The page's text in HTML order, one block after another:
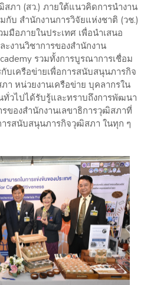
ภา (สว.) ภายใต้แนวคิดการนำงาน
กับ สำนักงานการวิจัยแห่งชาติ (วช.)
มือภายในประเทศ เพื่อนำเสนอ
งานวิชาการของสำนักงาน
รวมทั้งการบูรณาการเชื่อม
บเครือข่ายเพื่อการสนับสนุนภารกิจ
หน่วยงานเครือข่าย บุคลากรใน
วไปได้รับรู้และทราบถึงการพัฒนา
ของสำนักงานเลขาธิการวุฒิสภาที่
ารสนับสนุนภารกิจวุฒิสภา ในทุก ๆ